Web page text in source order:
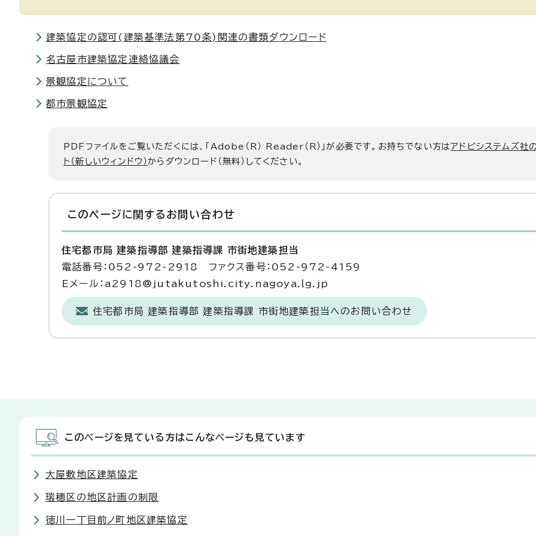
建築協定の認可(建築基準法第70条)関連の書類ダウンロード
名古屋市建築協定連絡協議会
景観協定について
都市景観協定
PDFファイルをご覧いただくには、「Adobe（R） Reader（R）」が必要です。お持ちでない方はアドビシステムズ社
ト（新しいウィンドウ）からダウンロード（無料）してください。
このページに関する お問い合わせ
住宅都市局 建築指導部 建築指導課 市街地建築担当
電話番号：052-972-2918 ファクス番号：052-972-4159
Eメール：a2918@jutakutoshi.city.nagoya.lg.jp
住宅都市局 建築指導部 建築指導課 市街地建築担当へのお問い合わせ
このページを見ている方はこんなページも見ています
大屋敷地区建築協定
瑞穂区の地区計画の制限
徳川一丁目前ノ町地区建築協定